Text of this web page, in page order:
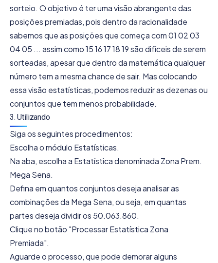
sorteio. O objetivo é ter uma visão abrangente das
posições premiadas, pois dentro da racionalidade
sabemos que as posições que começa com 01 02 03
04 05 ... assim como 15 16 17 18 19 são difíceis de serem
sorteadas, apesar que dentro da matemática qualquer
número tem a mesma chance de sair. Mas colocando
essa visão estatísticas, podemos reduzir as dezenas ou
conjuntos que tem menos probabilidade.
3. Utilizando
Siga os seguintes procedimentos:
Escolha o módulo Estatísticas.
Na aba, escolha a Estatística denominada Zona Prem.
Mega Sena.
Defina em quantos conjuntos deseja analisar as
combinações da Mega Sena, ou seja, em quantas
partes deseja dividir os 50.063.860.
Clique no botão "Processar Estatística Zona
Premiada".
Aguarde o processo, que pode demorar alguns